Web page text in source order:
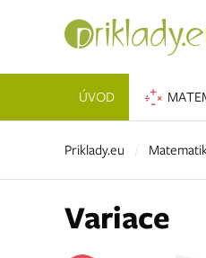
ÚVOD
Priklady.eu
Variace